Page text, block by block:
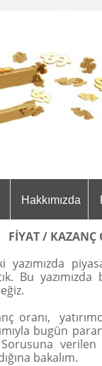
Hakkımızda
/ KAZANÇ
yazımızda
Bu
oranı,
bugün
Sorusuna
bakalım.